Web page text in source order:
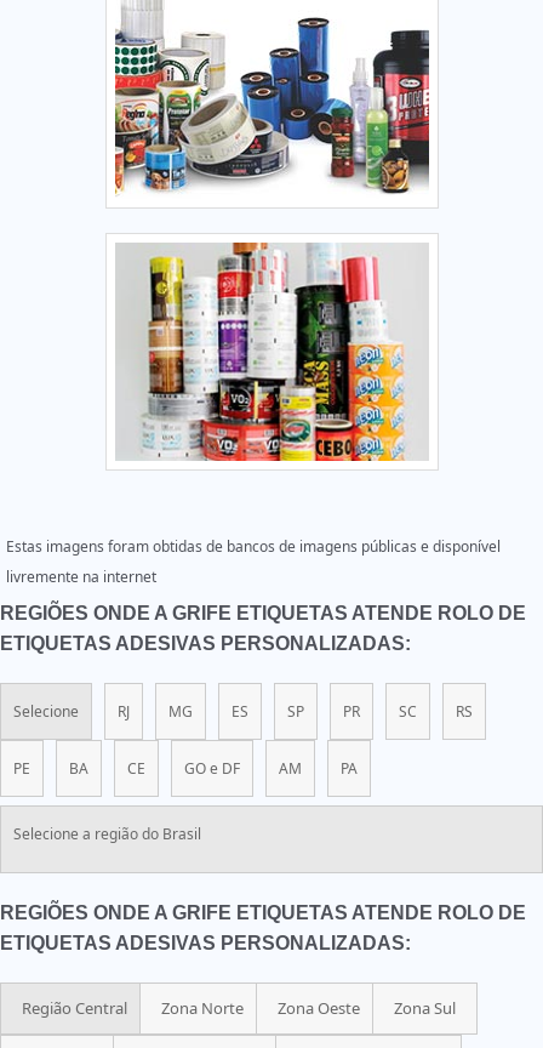
Estas imagens foram obtidas de bancos de imagens públicas e disponível
livremente na internet
REGIÕES ONDE A GRIFE ETIQUETAS ATENDE ROLO DE
ETIQUETAS ADESIVAS PERSONALIZADAS:
Selecione RJ MG ES SP PR SC RS
PE BA CE GO e DF AM PA
Selecione a região do Brasil
REGIÕES ONDE A GRIFE ETIQUETAS ATENDE ROLO DE
ETIQUETAS ADESIVAS PERSONALIZADAS:
Região Central Zona Norte Zona Oeste Zona Sul